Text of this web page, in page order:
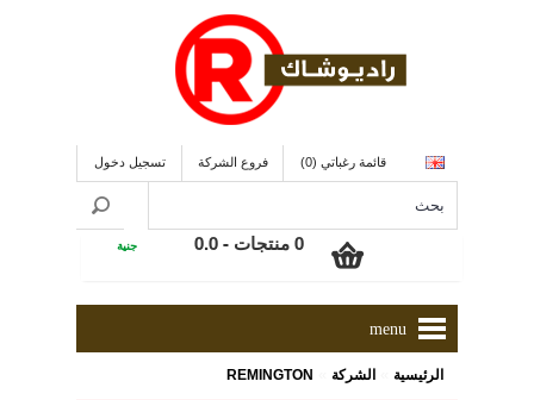
قائمة رغباتي (0) فروع الشركة تسجيل دخول
0 منتجات - 0.0 جنية
menu
الرئيسية الشركة REMINGTON